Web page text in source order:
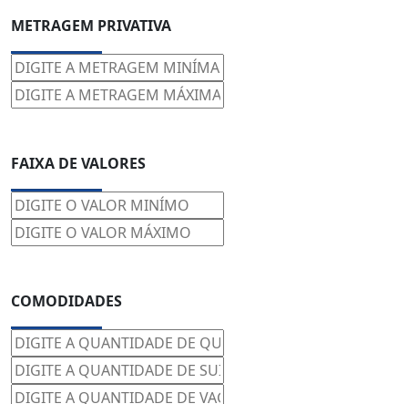
METRAGEM PRIVATIVA
FAIXA DE VALORES
COMODIDADES